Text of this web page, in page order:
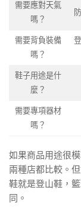
需要應對天氣
嗎？
需要背負裝備
嗎？
鞋子用途是什
麼？
需要專項器材
嗎？
如果商品用途很
兩種店都比較。
鞋就是登山鞋，
同。